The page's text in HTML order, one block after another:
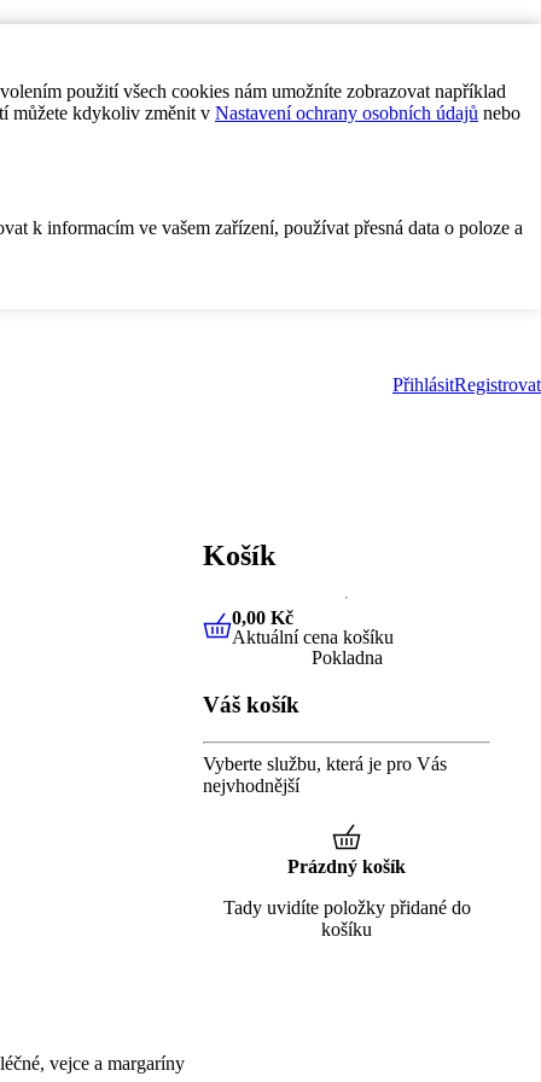
použití všech cookies nám umožníte zobrazovat například
můžete kdykoliv změnit v Nastavení ochrany osobních údajů nebo
k informacím ve vašem zařízení, používat přesná data o poloze a
PřihlásitRegistrovat
vejce a margaríny
Košík
0,00 KčAktuální cena košíku
0,00 Kč
Aktuální cena košíku
Pokladna
Váš košík
Vyberte službu, která je pro Vás
nejvhodnější
Prázdný košík
Tady uvidíte položky přidané do
košíku